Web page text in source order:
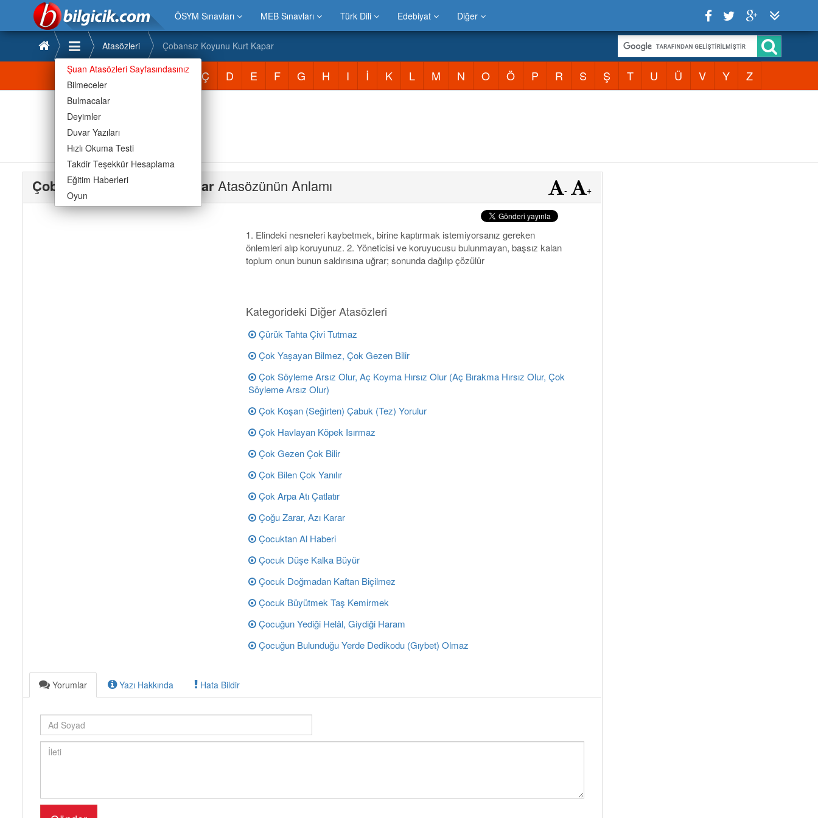
ÖSYM Sınavları MEB Sınavları Türk Dili Edebiyat Diğer
Şuan Atasözleri Sayfasındasınız
Bilmeceler
Bulmacalar
Deyimler
Duvar Yazıları
Hızlı Okuma Testi
Takdir Teşekkür Hesaplama
Eğitim Haberleri
Oyun
Atasözleri Çobansız Koyunu Kurt Kapar
Atasözleri A B C Ç D E F G H I İ K L M N O Ö P R S Ş T U Ü V Y Z
Çobansız Koyunu Kurt Kapar Atasözünün Anlamı - +
1. Elindeki nesneleri kaybetmek, birine kaptırmak istemiyorsanız gereken
önlemleri alıp koruyunuz. 2. Yöneticisi ve koruyucusu bulunmayan, başsız kalan
toplum onun bunun saldırısına uğrar; sonunda dağılıp çözülür
Kategorideki Diğer Atasözleri
Çürük Tahta Çivi Tutmaz
Çok Yaşayan Bilmez, Çok Gezen Bilir
Çok Söyleme Arsız Olur, Aç Koyma Hırsız Olur (Aç Bırakma Hırsız Olur, Çok
Söyleme Arsız Olur)
Çok Koşan (Seğirten) Çabuk (Tez) Yorulur
Çok Havlayan Köpek Isırmaz
Çok Gezen Çok Bilir
Çok Bilen Çok Yanılır
Çok Arpa Atı Çatlatır
Çoğu Zarar, Azı Karar
Çocuktan Al Haberi
Çocuk Düşe Kalka Büyür
Çocuk Doğmadan Kaftan Biçilmez
Çocuk Büyütmek Taş Kemirmek
Çocuğun Yediği Helâl, Giydiği Haram
Çocuğun Bulunduğu Yerde Dedikodu (Gıybet) Olmaz
Yorumlar Yazı Hakkında Hata Bildir